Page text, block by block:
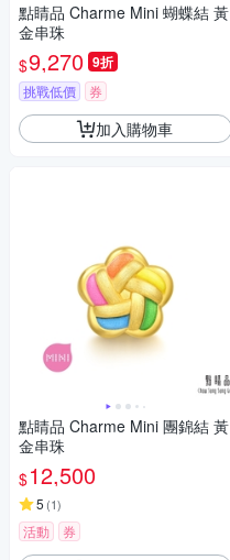
點睛品 Charme Mini 蝴蝶結 黃
金串珠
$9,270 9折
挑戰低價 券
加入購物車
點睛品 Charme Mini 團錦結 黃
金串珠
$12,500
5 (1)
活動 券